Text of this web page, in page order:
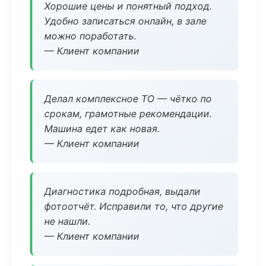
Хорошие цены и понятный подход.
Удобно записаться онлайн, в зале
можно поработать.
— Клиент компании
Делал комплексное ТО — чётко по
срокам, грамотные рекомендации.
Машина едет как новая.
— Клиент компании
Диагностика подробная, выдали
фотоотчёт. Исправили то, что другие
не нашли.
— Клиент компании